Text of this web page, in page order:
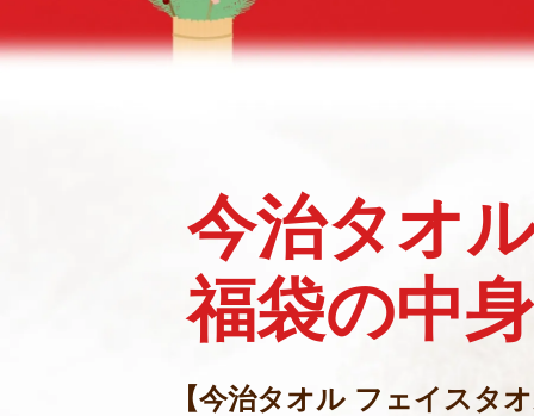
今治タオ
福袋の中身
【今治タオル フェイスタ